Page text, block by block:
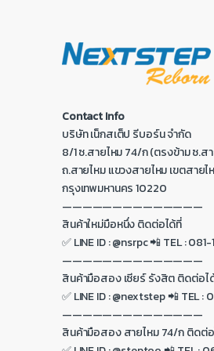
Contact Info
บริษัท เน็กสเต็ป รีบอร์น จำกัด
8/1 ซ.สายไหม 74/ก (ตรงข้าม ซ.ส
ถ.สายไหม แขวงสายไหม เขตสายไ
กรุงเทพมหานคร 10220
——————————————
สินค้าใหม่มือหนึ่ง ติดต่อได้ที่
✅ LINE ID : @nsrpc 📲 TEL :
——————————————
สินค้ามือสอง เซียร์ รังสิต ติดต่อไ
✅ LINE ID : @nextstep 📲 TEL
——————————————
สินค้ามือสอง สายไหม 74/ก ติดต่